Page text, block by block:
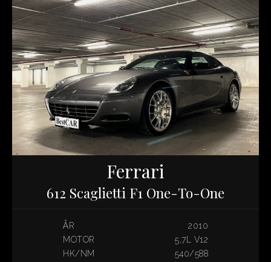
Ferrari
612 Scaglietti F1 One-To-One
ÅR
2010
MOTOR
5,7L V12
HK/NM
540/588